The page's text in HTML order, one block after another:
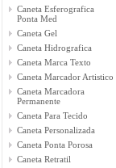
Caneta Esferografica
Ponta Med
Caneta Gel
Caneta Hidrografica
Caneta Marca Texto
Caneta Marcador Artistico
Caneta Marcadora
Permanente
Caneta Para Tecido
Caneta Personalizada
Caneta Ponta Porosa
Caneta Retratil